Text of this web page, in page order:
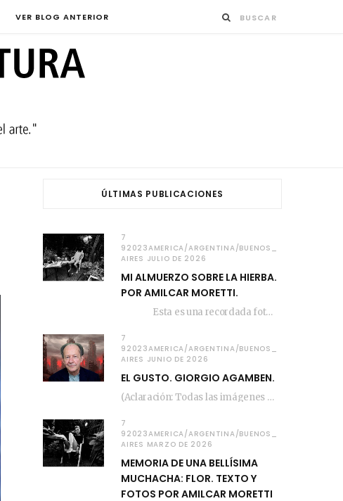
VER BLOG ANTERIOR
ÚLTIMAS PUBLICACIONES
7
92023AMERICA/ARGENTINA/BUENOS_
AIRES JULIO DE 2026
MI ALMUERZO SOBRE LA HIERBA.
POR AMILCAR MORETTI.
Esta es una recordada fotografía que registré…
7
92023AMERICA/ARGENTINA/BUENOS_
AIRES JUNIO DE 2026
EL GUSTO. GIORGIO AGAMBEN.
(Aclaración: Todas las imágenes de este posteo fueron tomadas de Bloghemia.com, y todos los…
7
92023AMERICA/ARGENTINA/BUENOS_
AIRES MARZO DE 2026
MEMORIA DE UNA BELLÍSIMA
MUCHACHA: FLOR. TEXTO Y
FOTOS POR AMILCAR MORETTI